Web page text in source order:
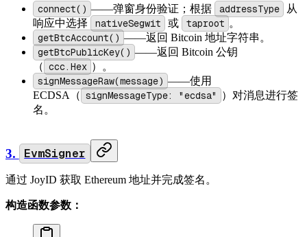
connect() ——弹窗身份验证；根据 addressType
从
响应中选择
nativeSegwit 或 taproot 。
getBtcAccount() ——返回 Bitcoin 地址字符串。
getBtcPublicKey() ——返回 Bitcoin 公钥
（ ccc.Hex ）。
signMessageRaw(message) ——使用
ECDSA（ signMessageType: "ecdsa"
）对消息进行签
名。
3. EvmSigner
通过 JoyID 获取 Ethereum 地址并完成签名。
构造函数参数：